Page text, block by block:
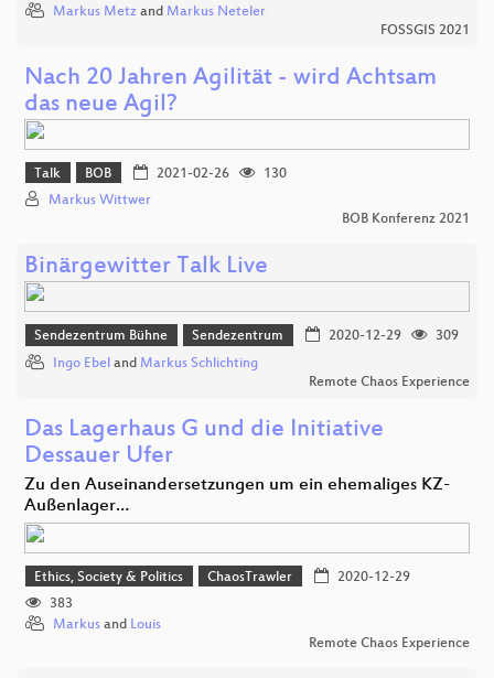
Markus Metz and Markus Neteler
FOSSGIS 2021
Nach 20 Jahren Agilität - wird Achtsam
das neue Agil?
Talk BOB 2021-02-26
130
Markus Wittwer
BOB Konferenz 2021
Binärgewitter Talk Live
Sendezentrum Bühne Sendezentrum 2020-12-29
309
Ingo Ebel and Markus Schlichting
Remote Chaos Experience
Das Lagerhaus G und die Initiative
Dessauer Ufer
Zu den Auseinandersetzungen um ein ehemaliges KZ-
Außenlager…
Ethics, Society & Politics ChaosTrawler
2020-12-29
383
Markus and Louis
Remote Chaos Experience